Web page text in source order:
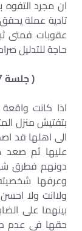
ان مجرد
عقوبات فمتى
حاجة للتدليل
( جلسة 1/3/1937 طعن رقم 852 سنة 7 ق )
اذا كانت
بتفتيش منزل
الى اهلها قد
عليها ثم صعد
دونهم فطرق
وعرفها شخصيته
ولاانت ولا
بينهما على
حقها فى عدم